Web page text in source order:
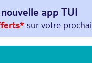
app TUI
sur votreprochain